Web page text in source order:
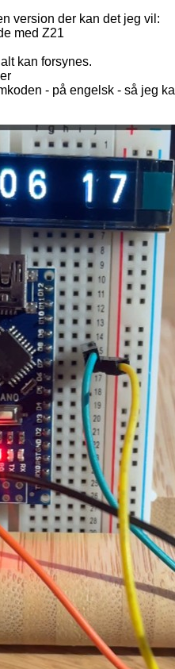
version der kan det jeg vil:
med Z21
kan forsynes.
- på engelsk - så jeg